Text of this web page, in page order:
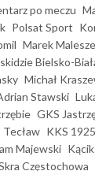
po meczu
Polsat Sport
Marek
Bielsko-
Michał
Stawski
GKS
Tecław KKS
Majewski
Częstochowa